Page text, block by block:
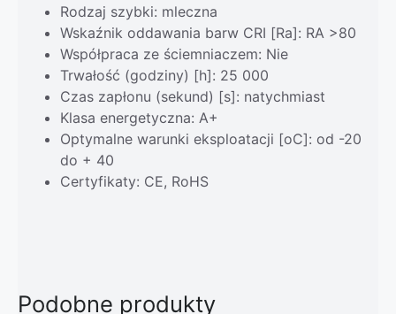
Rodzaj szybki: mleczna
Wskaźnik oddawania barw CRI [Ra]: RA >80
Współpraca ze ściemniaczem: Nie
Trwałość (godziny) [h]: 25 000
Czas zapłonu (sekund) [s]: natychmiast
Klasa energetyczna: A+
Optymalne warunki eksploatacji [oC]: od -20
do + 40
Certyfikaty: CE, RoHS
Podobne produkty